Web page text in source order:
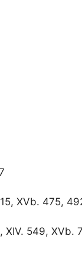
XVb. 475,
XIV. 549, XVb.